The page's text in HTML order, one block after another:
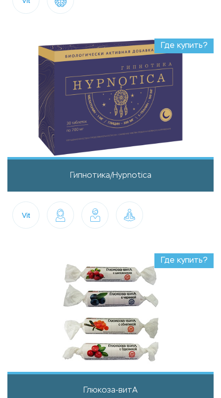
Гипнотика/Hypnotica
Где купить?
Глюкоза-витА
Где купить?